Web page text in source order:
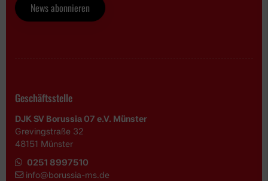
News abonnieren
Geschäftsstelle
DJK SV Borussia 07 e.V. Münster
Grevingstraße 32
48151 Münster
0251 8997510
info@borussia-ms.de